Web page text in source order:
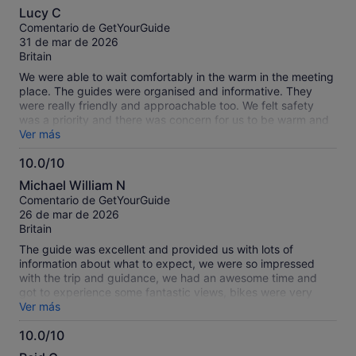
nuestros
comentarios
contrastados.
10.0
sobre
10
Lucy C
Comentario de GetYourGuide
31 de mar de 2026
Britain
We were able to wait comfortably in the warm in the meeting
place. The guides were organised and informative. They
were really friendly and approachable too. We felt safety
was a priority and there was concern for us to be warm and
in the right clothing which was provided. We had a lot of fun
on the snowmobile ride, stopping a few times en route. There
was plenty of time for the activity and we didn’t feel rushed
Ver más
10.0/10
10.0
sobre
10
Michael William N
Comentario de GetYourGuide
26 de mar de 2026
Britain
The guide was excellent and provided us with lots of
information about what to expect, we were so impressed
with the trip and guidance, we had an awesome time and
got to experience some fantastic views, bikes were very
comfortable and easy to use
Ver más
10.0/10
10.0